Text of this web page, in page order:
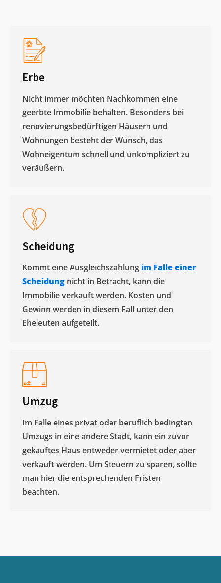
Erbe
Nicht immer möchten Nachkommen eine
geerbte Immobilie behalten. Besonders bei
renovierungsbedürftigen Häusern und
Wohnungen besteht der Wunsch, das
Wohneigentum schnell und unkompliziert zu
veräußern. ​
Scheidung
Kommt eine Ausgleichszahlung im Falle einer
Scheidung nicht in Betracht, kann die
Immobilie verkauft werden. Kosten und
Gewinn werden in diesem Fall unter den
Eheleuten aufgeteilt.​
Umzug
Im Falle eines privat oder beruflich bedingten
Umzugs in eine andere Stadt, kann ein zuvor
gekauftes Haus entweder vermietet oder aber
verkauft werden. Um Steuern zu sparen, sollte
man hier die entsprechenden Fristen
beachten.